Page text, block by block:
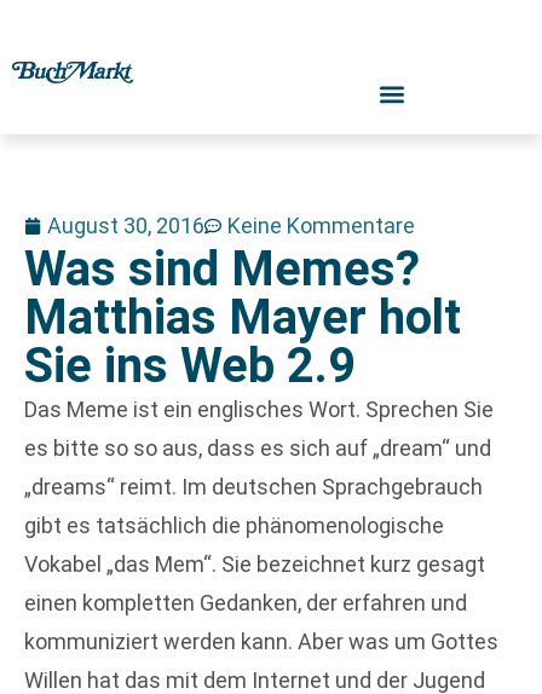
August 30, 2016 Keine Kommentare
Was sind Memes?
Matthias Mayer holt
Sie ins Web 2.9
Das Meme ist ein englisches Wort. Sprechen Sie
es bitte so so aus, dass es sich auf „dream“ und
„dreams“ reimt. Im deutschen Sprachgebrauch
gibt es tatsächlich die phänomenologische
Vokabel „das Mem“. Sie bezeichnet kurz gesagt
einen kompletten Gedanken, der erfahren und
kommuniziert werden kann. Aber was um Gottes
Willen hat das mit dem Internet und der Jugend